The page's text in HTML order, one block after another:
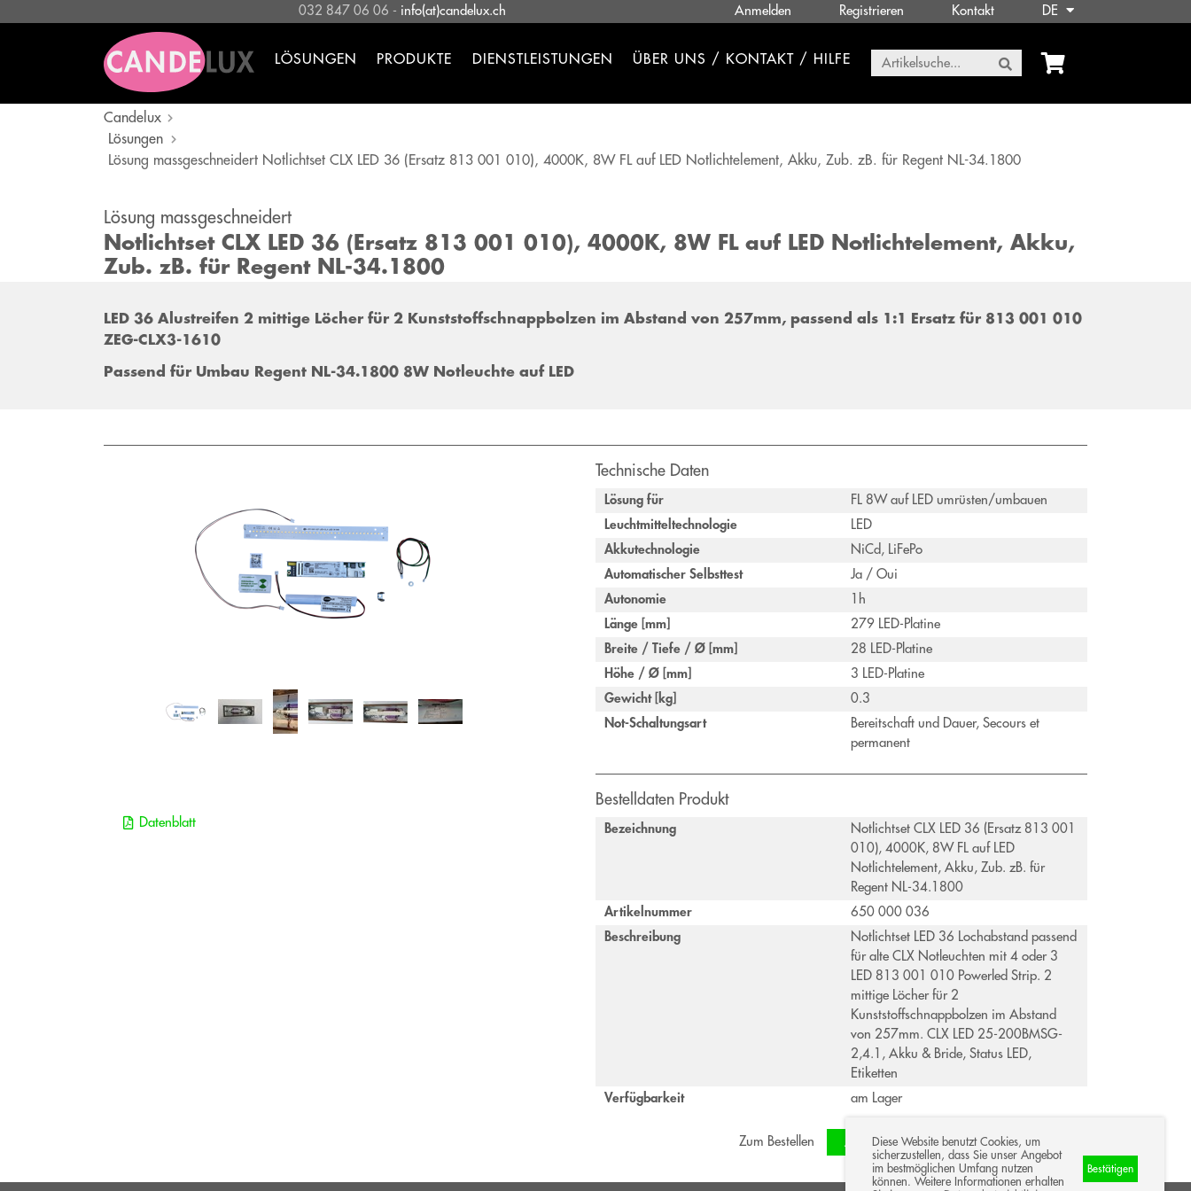
032 847 06 06 - info(at)candelux.ch Anmelden Registrieren Kontakt DE
LÖSUNGEN PRODUKTE DIENSTLEISTUNGEN ÜBER UNS / KONTAKT / HILFE
Candelux
Lösungen
Lösung massgeschneidert Notlichtset CLX LED 36 (Ersatz 813 001 010), 4000K, 8W FL auf LED Notlichtelement, Akku, Zub. zB. für Regent NL-34.1800
Lösung massgeschneidert
Notlichtset CLX LED 36 (Ersatz 813 001 010), 4000K, 8W FL auf LED Notlichtelement, Akku,
Zub. zB. für Regent NL-34.1800
LED 36 Alustreifen 2 mittige Löcher für 2 Kunststoffschnappbolzen im Abstand von 257mm, passend als 1:1 Ersatz für 813 001 010
ZEG-CLX3-1610
Passend für Umbau Regent NL-34.1800 8W Notleuchte auf LED
Datenblatt
Technische Daten
Lösung für
FL 8W auf LED umrüsten/umbauen
Leuchtmitteltechnologie
LED
Akkutechnologie
NiCd, LiFePo
Automatischer Selbsttest
Ja / Oui
Autonomie
1h
Länge [mm]
279 LED-Platine
Breite / Tiefe / Ø [mm]
28 LED-Platine
Höhe / Ø [mm]
3 LED-Platine
Gewicht [kg]
0.3
Not-Schaltungsart
Bereitschaft und Dauer, Secours et
permanent
Bestelldaten Produkt
Bezeichnung
Notlichtset CLX LED 36 (Ersatz 813 001
010), 4000K, 8W FL auf LED
Notlichtelement, Akku, Zub. zB. für
Regent NL-34.1800
Artikelnummer
650 000 036
Beschreibung
Notlichtset LED 36 Lochabstand passend
für alte CLX Notleuchten mit 4 oder 3
LED 813 001 010 Powerled Strip. 2
mittige Löcher für 2
Kunststoffschnappbolzen im Abstand
von 257mm. CLX LED 25-200BMSG-
2,4.1, Akku & Bride, Status LED,
Etiketten
Verfügbarkeit
am Lager
Zum Bestellen Anmelden oder Registrieren
Diese Website benutzt Cookies, um
sicherzustellen, dass Sie unser Angebot
im bestmöglichen Umfang nutzen
können. Weitere Informationen erhalten
Bestätigen